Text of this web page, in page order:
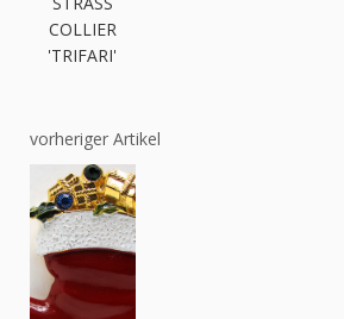
COLLIER
'TRIFARI'
vorheriger Artikel